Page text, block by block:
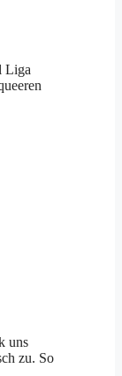
Liga
uns
zu. So